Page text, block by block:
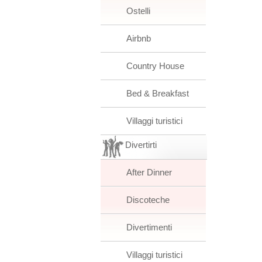
Ostelli
Airbnb
Country House
Bed & Breakfast
Villaggi turistici
Divertirti
After Dinner
Discoteche
Divertimenti
Villaggi turistici